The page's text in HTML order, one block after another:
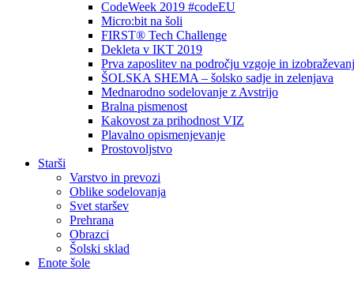
CodeWeek 2019 #codeEU
Micro:bit na šoli
FIRST® Tech Challenge
Dekleta v IKT 2019
Prva zaposlitev na področju vzgoje in
ŠOLSKA SHEMA – šolsko sadje in zelenjava
Mednarodno sodelovanje z Avstrijo
Bralna pismenost
Kakovost za prihodnost VIZ
Plavalno opismenjevanje
Prostovoljstvo
Starši
Varstvo in prevozi
Oblike sodelovanja
Svet staršev
Prehrana
Obrazci
Šolski sklad
Enote šole